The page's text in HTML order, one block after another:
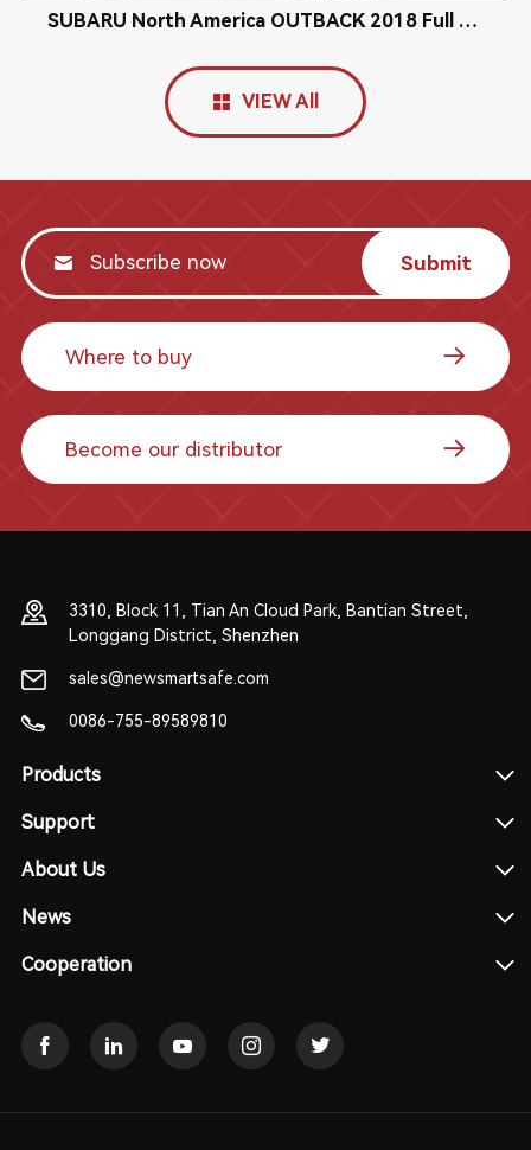
SUBARU North America OUTBACK 2018 Full Camera Adjustment ADAS Calibration
VIEW All
Submit
Where to buy
Become our distributor
3310, Block 11, Tian An Cloud Park, Bantian Street,
Longgang District, Shenzhen
sales@newsmartsafe.com
0086-755-89589810
Products
Support
About Us
News
Cooperation